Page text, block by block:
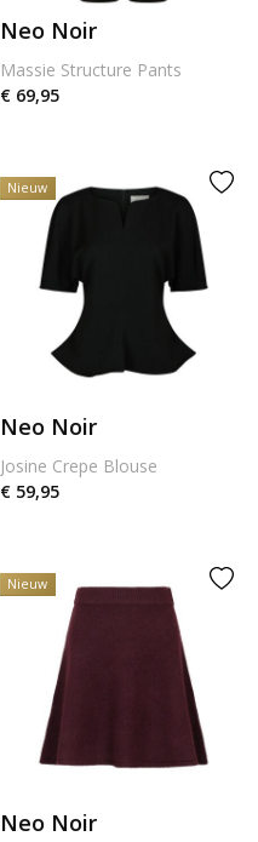
Neo Noir
Massie Structure Pants
€ 69,95
Nieuw
Neo Noir
Josine Crepe Blouse
€ 59,95
Nieuw
Neo Noir